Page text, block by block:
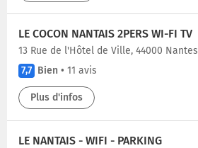
LE COCON NANTAIS 2PERS WI-FI TV
13 Rue de l'Hôtel de Ville, 44000 Nantes
7,7 Bien • 11 avis
Plus d'infos
LE NANTAIS - WIFI - PARKING